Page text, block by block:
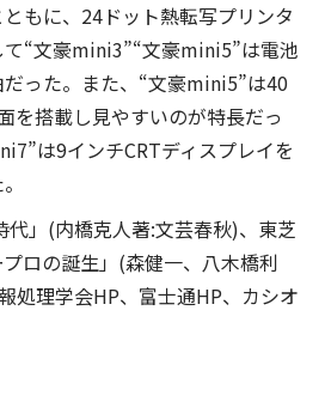
もに、24ドット熱転写プリンタ
“文豪mini3”“文豪mini5”は電池
った。また、“文豪mini5”は40
を搭載し見やすいのが特長だっ
は9インチCRTディスプレイを
代」(内橋克人著:文芸春秋)、東芝
ロの誕生」(森健一、八木橋利
処理学会HP、富士通HP、カシオ